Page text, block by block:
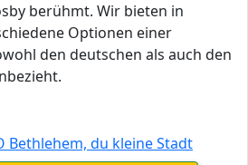
berühmt. Wir bieten in
Optionen einer
den deutschen als auch den